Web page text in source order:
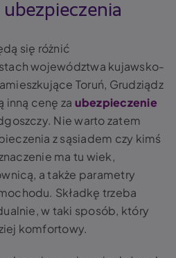
się różnić
województwa kujawsko-
Toruń, Grudziądz
inną cenę za ubezpieczenie
Nie warto zatem
z sąsiadem czy kimś
ma tu wiek,
a także parametry
Składkę trzeba
w taki sposób, który
komfortowy.